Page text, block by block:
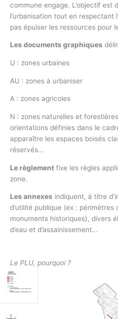
commune engage. L’objectif est
l’urbanisation tout en respectant
pas épuiser les ressources pour
Les documents graphiques
U : zones urbaines
AU : zones à urbaniser
A : zones agricoles
N : zones naturelles et
orientations définies dans le
apparaître les espaces boisés
réservés…
Le règlement fixe les règles
zone.
Les annexes indiquent, à titre
d’utilité publique (ex :
monuments historiques), divers
d’eau et d’assainissement…
Le PLU, pourquoi ?